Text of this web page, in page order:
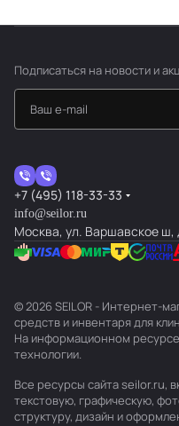
Подписаться на новости и
+7 (495) 118-33-33
info@seilor.ru
Москва, ул. Варшавское ш,
© 2026 SEILOR - Интернет-
средств и инвентаря для
На информационном
технологии.
Все ресурсы сайта seilor.ru,
текстовую, графическую,
структуру, дизайн и